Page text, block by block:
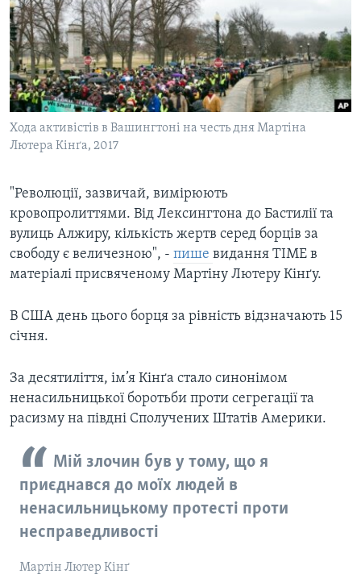
СУСПІЛЬСТВО
ЕКОНОМІКА
ІСТОРІЇ УСПІХУ УКРАЇНЦІВ
ТЕЛЕПРОГРАМИ
ЧАС-TIME
БРИФІНГ ГОЛОСУ АМЕРИКИ
ВІКНО В АМЕРИКУ
ПОГЛЯД З ВАШИНГТОНА
ENGLISH
Learning English
МИ В СОЦМЕРЕЖАХ
Мови
Хода активістів в Вашингтоні на честь дня Мартіна
Лютера Кінґа, 2017
"Революції, зазвичай, вимірюють
кровопролиттями. Від Лексингтона до Бастилії та
вулиць Алжиру, кількість жертв серед борців за
свободу є величезною", - пише видання TIME в
матеріалі присвяченому Мартіну Лютеру Кінґу.
В США день цього борця за рівність відзначають 15
січня.
За десятиліття, ім’я Кінґа стало синонімом
ненасильницької боротьби проти сегрегації та
расизму на півдні Сполучених Штатів Америки.
Мій злочин був у тому, що я
приєднався до моїх людей в
ненасильницькому протесті проти
несправедливості
Мартін Лютер Кінґ